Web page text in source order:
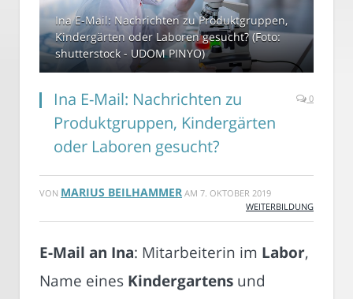
Ina E-Mail: Nachrichten zu Produktgruppen,
Kindergärten oder Laboren gesucht? (Foto:
shutterstock - UDOM PINYO)
Ina E-Mail: Nachrichten zu
Produktgruppen, Kindergärten
oder Laboren gesucht?
0
VON MARIUS BEILHAMMER AM 7. OKTOBER 2019
WEITERBILDUNG
E-Mail an Ina: Mitarbeiterin im Labor,
Name eines Kindergartens und